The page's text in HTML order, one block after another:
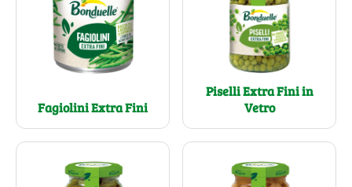
Fagiolini Extra Fini
Piselli Extra Fini in
Vetro